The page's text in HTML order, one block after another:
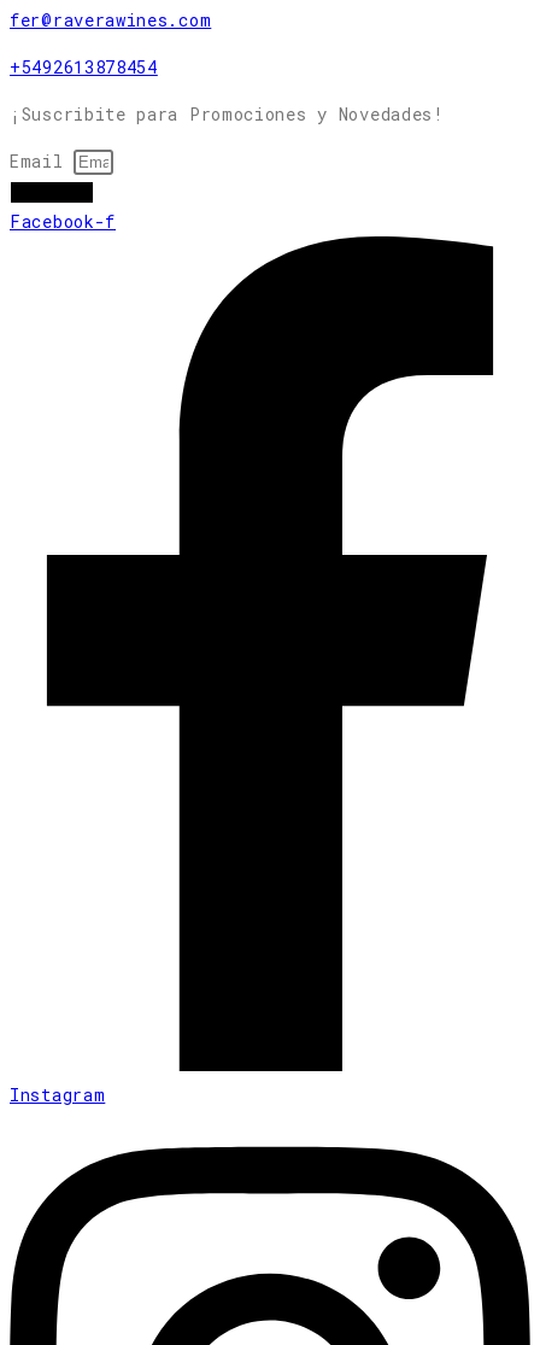
fer@raverawines.com
+5492613878454
¡Suscribite para Promociones y Novedades!
Email
Facebook-f
Instagram